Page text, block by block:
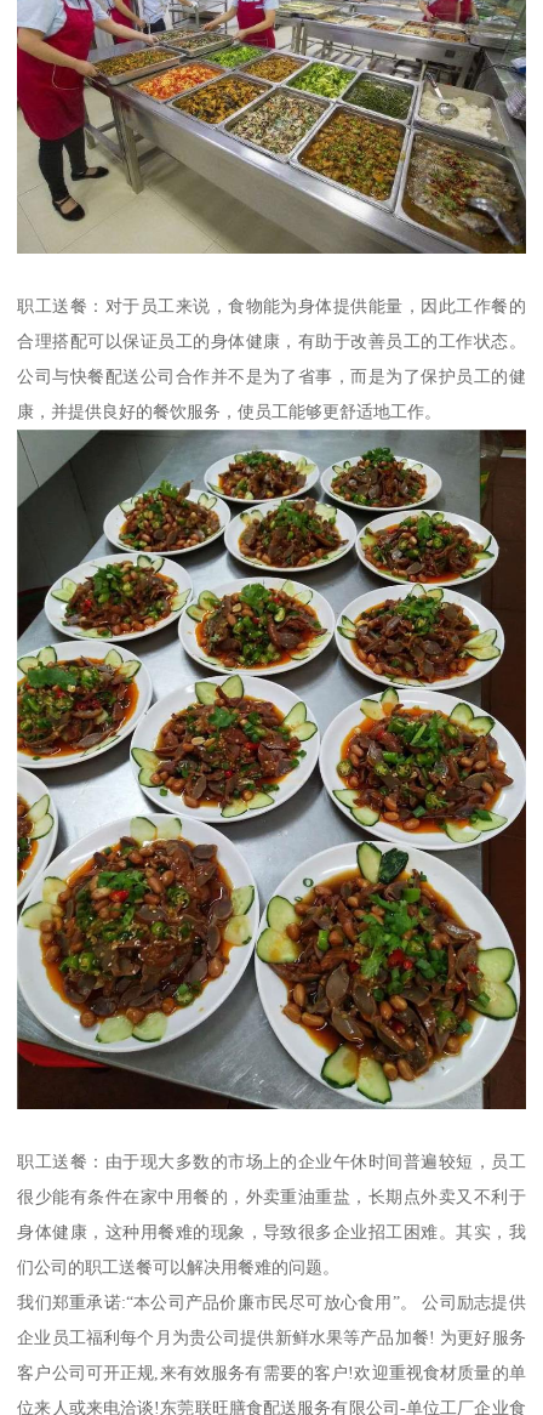
职工送餐：对于员工来说，食物能为身体提供能量，因此工作餐的
合理搭配可以保证员工的身体健康，有助于改善员工的工作状态。
公司与快餐配送公司合作并不是为了省事，而是为了保护员工的健
康，并提供良好的餐饮服务，使员工能够更舒适地工作。
职工送餐：由于现大多数的市场上的企业午休时间普遍较短，员工
很少能有条件在家中用餐的，外卖重油重盐，长期点外卖又不利于
身体健康，这种用餐难的现象，导致很多企业招工困难。其实，我
们公司的职工送餐可以解决用餐难的问题。
我们郑重承诺:“本公司产品价廉市民尽可放心食用”。 公司励志提供
企业员工福利每个月为贵公司提供新鲜水果等产品加餐! 为更好服务
客户公司可开正规,来有效服务有需要的客户!欢迎重视食材质量的单
位来人或来电洽谈!东莞联旺膳食配送服务有限公司-单位工厂企业食